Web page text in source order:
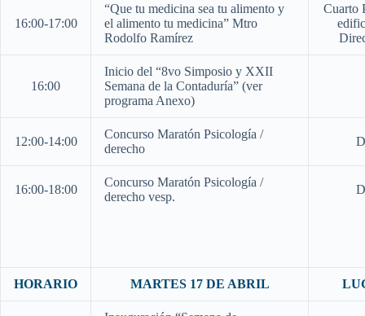
16:00-17:00
“Que tu medicina sea tu alimento y
el alimento tu medicina” Mtro
Rodolfo Ramírez
Cuarto
16:00
Inicio del “8vo Simposio y XXII
Semana de la Contaduría” (ver
programa Anexo)
12:00-14:00
Concurso Maratón Psicología /
derecho
16:00-18:00
Concurso Maratón Psicología /
derecho vesp.
HORARIO MARTES 17 DE ABRIL